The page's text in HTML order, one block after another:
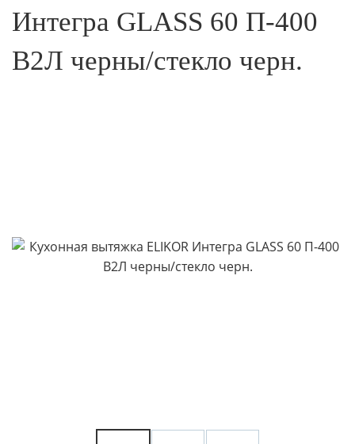
Интегра GLASS 60 П-400
В2Л черны/стекло черн.